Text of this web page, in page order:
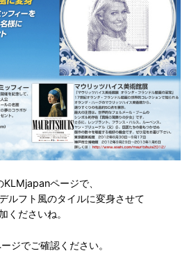
ページで、
ルフト風のタイルに変身させて
くださいね。
ジでご確認ください。